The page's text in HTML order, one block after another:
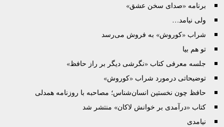
برنامه «صدای سخن عشق»
ولی نیامد…
شراب «کوروش» به فروش می‌رسد
تو هم بیا
جلسه معرفی کتاب «نگرشی دیگر بر راز حافظ»
توضیحاتی درمورد شراب «کوروش»
حافظ چون نخستین انسان‌شناس؛ مصاحبه با روزنامه همدلی
کتاب «درآمدی بر خوانش لاکان» منتشر شد
نیامدی